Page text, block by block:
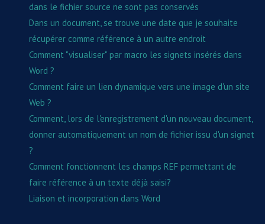
dans le fichier source ne sont pas conservés
Dans un document, se trouve une date que je souhaite
récupérer comme référence à un autre endroit
Comment "visualiser" par macro les signets insérés dans
Word ?
Comment faire un lien dynamique vers une image d'un site
Web ?
Comment, lors de l'enregistrement d'un nouveau document,
donner automatiquement un nom de fichier issu d'un signet
?
Comment fonctionnent les champs REF permettant de
faire référence à un texte déjà saisi?
Liaison et incorporation dans Word